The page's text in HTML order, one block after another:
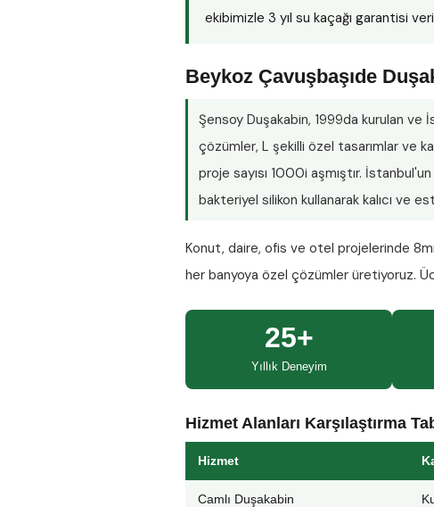
ekibimizle 3 yıl su kaçağı garantisi
Beykoz Çavuşbaşıde
Şensoy Duşakabin, 1999da kurulan ve
çözümler, L şekilli özel tasarımlar ve
proje sayısı 1000i aşmıştır.
bakteriyel silikon kullanarak kalıcı ve
Konut, daire, ofis ve otel projelerinde
her banyoya özel çözümler üretiyoruz.
25+
Yıllık Deneyim
Hizmet Alanları Karşılaştırma
Hizmet
Camlı Duşakabin